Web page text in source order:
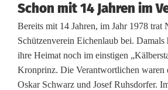
u
s
t
a
Schon mit 14 Jahren im
Bereits mit 14 Jahren, im Jahr 1978 trat
Schützenverein Eichenlaub bei. Damals
ihre Heimat noch im einstigen
Kronprinz. Die Verantwortlichen waren
Oskar Schwarz und Josef Ruhsdorfer.